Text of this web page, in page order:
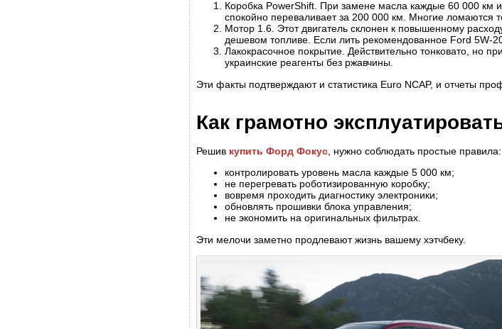
Коробка PowerShift. При замене масла каждые 60 000 км
спокойно переваливает за 200 000 км. Многие ломаются
Мотор 1.6. Этот двигатель склонен к повышенному
дешевом топливе. Если лить рекомендованное Ford 5W-
Лакокрасочное покрытие. Действительно тонковато, но
украинские реагенты без ржавчины.
Эти факты подтверждают и статистика Euro NCAP, и отчеты
Как грамотно
Решив купить Форд Фокус , нужно соблюдать простые правила:
контролировать уровень масла каждые 5 000 км;
не перегревать роботизированную коробку;
вовремя проходить диагностику электроники;
обновлять прошивки блока управления;
не экономить на оригинальных фильтрах.
Эти мелочи заметно продлевают жизнь вашему хэтчбеку.